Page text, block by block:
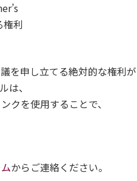
権利
を申し立てる絶対的な権利が
は、
クを使用することで、
からご連絡ください。